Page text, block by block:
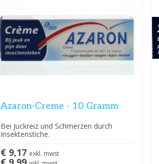
Azaron-Creme - 10 Gramm
Bei Juckreiz und Schmerzen durch
Insektenstiche.
€ 9,17 exkl. mwst